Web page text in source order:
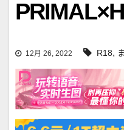
12月 26, 2022 R18,